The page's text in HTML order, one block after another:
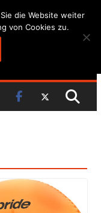
die Website weiter
von Cookies zu.